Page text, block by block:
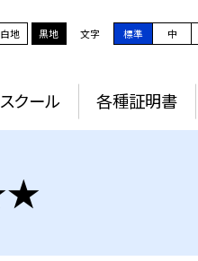
白地 黒地 文字 標準 中
クール 各種証明書